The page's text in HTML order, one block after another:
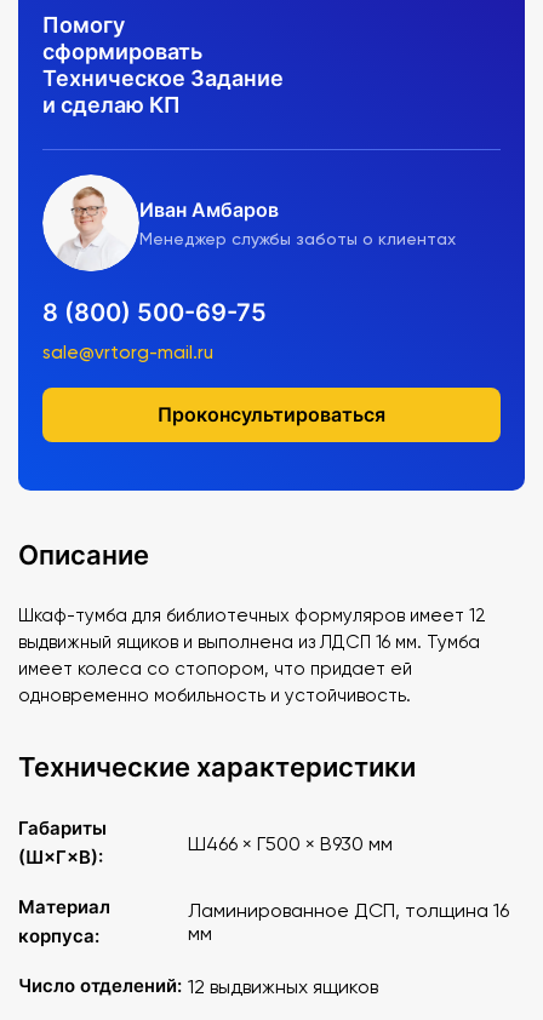
Помогу
сформировать
Техническое Задание
и сделаю КП
Иван Амбаров
Менеджер службы заботы о клиентах
8 (800) 500-69-75
sale@vrtorg-mail.ru
Проконсультироваться
Описание
Шкаф-тумба для библиотечных формуляров имеет 12
выдвижный ящиков и выполнена из ЛДСП 16 мм. Тумба
имеет колеса со стопором, что придает ей
одновременно мобильность и устойчивость.
Технические характеристики
Габариты
(Ш×Г×В):
Ш466 × Г500 × В930 мм
Материал
корпуса:
Ламинированное ДСП, толщина 16
мм
Число отделений: 12 выдвижных ящиков